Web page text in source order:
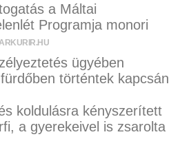
a Máltai
Programja monori
ügyében
történtek kapcsán
koldulásra kényszerített
a gyerekeivel is zsarolta